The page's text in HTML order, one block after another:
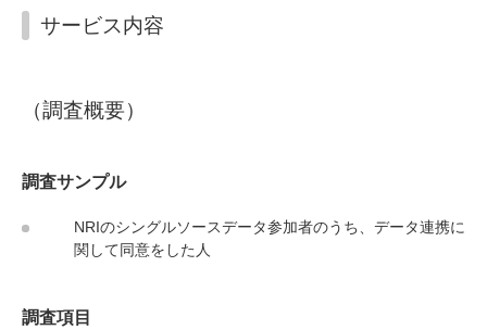
サービス内容
（調査概要）
調査サンプル
NRIのシングルソースデータ参加者のうち、データ連携に
関して同意をした人
調査項目